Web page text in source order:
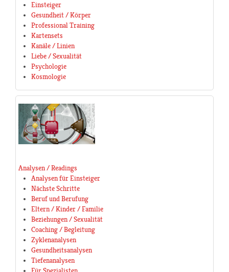
Einsteiger
Gesundheit / Körper
Professional Training
Kartensets
Kanäle / Linien
Liebe / Sexualität
Psychologie
Kosmologie
Analysen / Readings
Analysen für Einsteiger
Nächste Schritte
Beruf und Berufung
Eltern / Kinder / Familie
Beziehungen / Sexualität
Coaching / Begleitung
Zyklenanalysen
Gesundheitsanalysen
Tiefenanalysen